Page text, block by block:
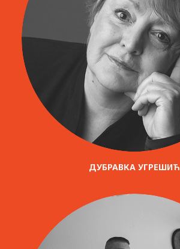
ДУБРАВКА УГРЕШИЋ